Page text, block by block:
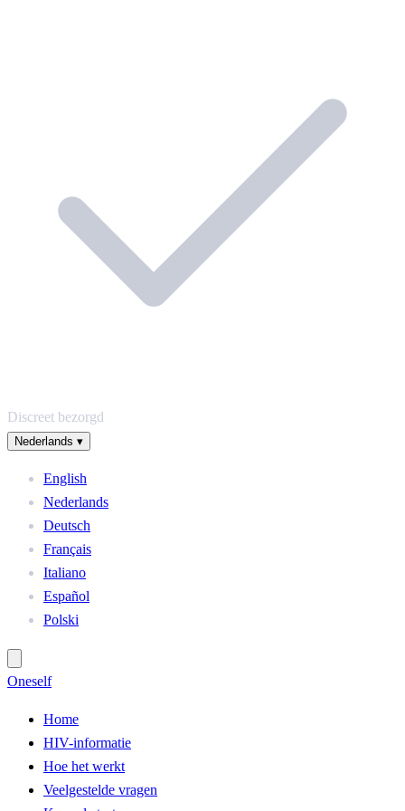
Discreet bezorgd
Nederlands ▾
English
Nederlands
Deutsch
Français
Italiano
Español
Polski
Oneself
Home
HIV-informatie
Hoe het werkt
Veelgestelde vragen